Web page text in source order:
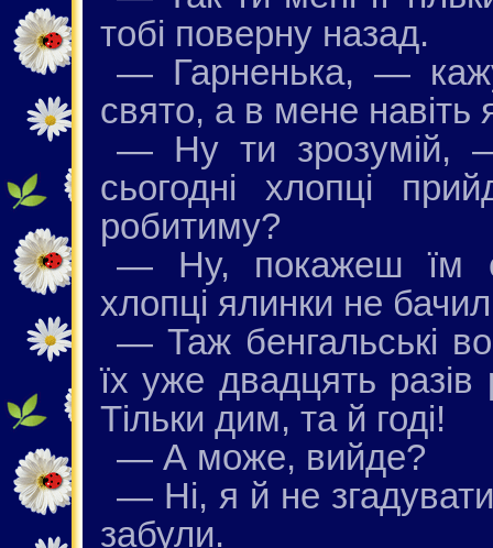
тобі поверну назад.
— Гарненька, —
свято, а в мене навіть
— Ну ти
сьогодні хлопці
робитиму?
— Ну, покажеш їм
хлопці ялинки не
— Таж бенгальські
їх уже двадцять
Тільки дим, та й годі!
— А може, вийде?
— Ні, я й не
забули.